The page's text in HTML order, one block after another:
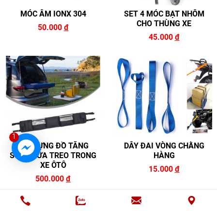
MÓC ÂM IONX 304
50.000 đ
SET 4 MÓC BẠT NHÔM
CHO THÙNG XE
45.000 đ
TÚI ĐỰNG ĐỒ TĂNG
SỨC CHỨA TREO TRONG
XE ÔTÔ
500.000 đ
DÂY ĐAI VÒNG CHẰNG
HÀNG
15.000 đ
1